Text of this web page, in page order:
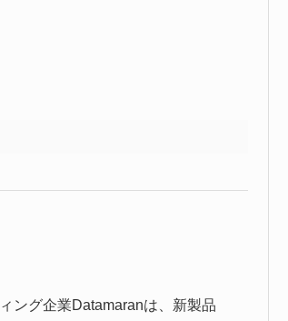
ング企業Datamaranは、新製品